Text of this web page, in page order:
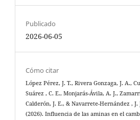
Publicado
2026-06-05
Cómo citar
López Pérez, J. T., Rivera Gonzaga, J. A.,
Suárez , C. E., Monjarás-Ávila, A. J.,
Calderón, J. E., & Navarrete-Hernández , J.
(2026). Influencia de las aminas en el